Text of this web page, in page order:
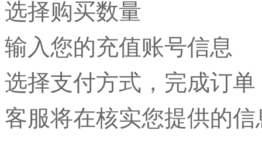
选择购买数量
输入您的充值账号信息
选择支付方式，完成订单
客服将在核实您提供的